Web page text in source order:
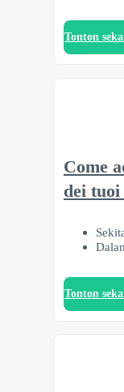
Tonton
Come
dei
Tonton